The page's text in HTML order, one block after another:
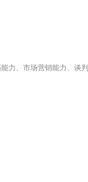
、市场营销能力、谈